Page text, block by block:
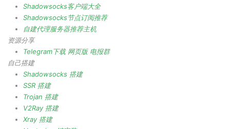
Shadowsocks客户端大全
Shadowsocks节点订阅推荐
自建代理服务器推荐主机
资源分享
Telegram下载 网页版 电报群
自己搭建
Shadowsocks 搭建
SSR 搭建
Trojan 搭建
V2Ray 搭建
Xray 搭建